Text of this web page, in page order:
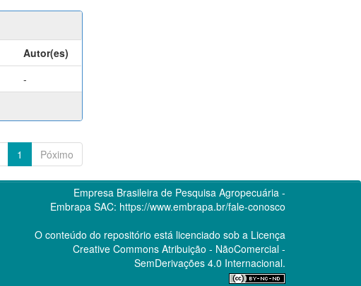
Autor(es)
-
1 Póximo
Empresa Brasileira de Pesquisa Agropecuária -
Embrapa SAC: https://www.embrapa.br/fale-conosco
O conteúdo do repositório está licenciado sob a Licença
Creative CommonsAtribuição - NãoComercial -
SemDerivações 4.0 Internacional.